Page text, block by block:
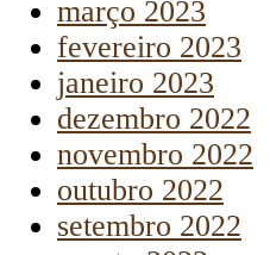
março 2023
fevereiro 2023
janeiro 2023
dezembro 2022
novembro 2022
outubro 2022
setembro 2022